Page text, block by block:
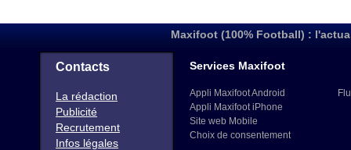
Maxifoot (100% Football) :
Contacts
La rédaction
Publicité
Recrutement
Infos légales
Services Maxifoot
Appli Maxifoot Android
Appli Maxifoot iPhone
Site web Mobile
Choix de consentement